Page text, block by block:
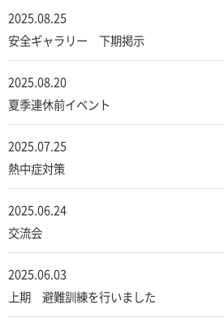
2025.08.25
安全ギャラリー 下期掲示
2025.08.20
夏季連休前イベント
2025.07.25
熱中症対策
2025.06.24
交流会
2025.06.03
上期 避難訓練を行いました